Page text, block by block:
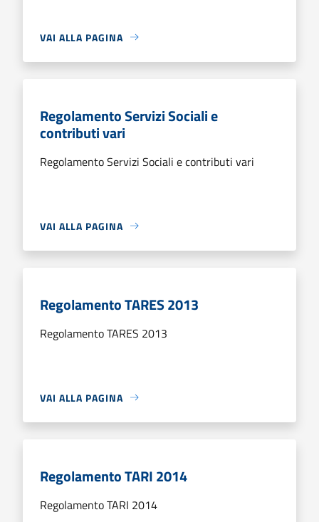
VAI ALLA PAGINA
Regolamento Servizi Sociali e
contributi vari
Regolamento Servizi Sociali e contributi vari
VAI ALLA PAGINA
Regolamento TARES 2013
Regolamento TARES 2013
VAI ALLA PAGINA
Regolamento TARI 2014
Regolamento TARI 2014